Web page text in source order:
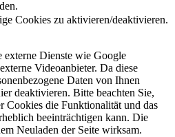
Cookies zu aktivieren/deaktivieren.
externe Dienste wie Google
Videoanbieter. Da diese
Daten von Ihnen
deaktivieren. Bitte beachten Sie,
Cookies die Funktionalität und das
beeinträchtigen kann. Die
Neuladen der Seite wirksam.